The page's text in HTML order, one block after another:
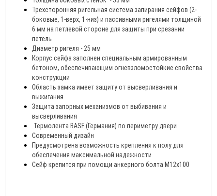
Трехсторонняя ригельная система запирания сейфов (2-
боковые, 1-верх, 1-низ) и пассивными ригелями толщиной
6 мм на петлевой стороне для защиты при срезании
петель
Диаметр ригеля - 25 мм
Корпус сейфа заполнен специальным армированным
бетоном, обеспечивающим огневзломостойкие свойства
конструкции
Область замка имеет защиту от высверливания и
выжигания
Защита запорных механизмов от выбивания и
высверливания
Термолента BASF (Германия) по периметру двери
Современный дизайн
Предусмотрена возможность крепления к полу для
обеспечения максимальной надежности
Сейф крепится при помощи анкерного болта М12х100